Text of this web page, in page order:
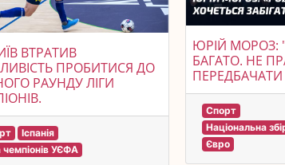
ВТРАТИВ
ПРОБИТИСЯ ДО
РАУНДУ ЛІГИ
Іспанія
чемпіонів УЄФА
ЮРІЙ МОРОЗ:
БАГАТО. НЕ
Спорт
Національна
Євро